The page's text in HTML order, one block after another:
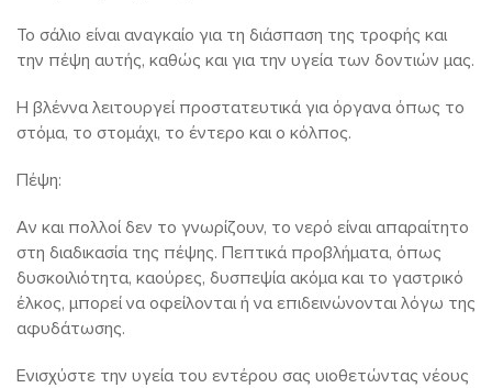
Το σάλιο είναι αναγκαίο για τη διάσπαση της τροφής και
την πέψη αυτής, καθώς και για την υγεία των δοντιών μας.
Η βλέννα λειτουργεί προστατευτικά για όργανα όπως το
στόμα, το στομάχι, το έντερο και ο κόλπος.
Πέψη:
Αν και πολλοί δεν το γνωρίζουν, το νερό είναι απαραίτητο
στη διαδικασία της πέψης. Πεπτικά προβλήματα, όπως
δυσκοιλιότητα, καούρες, δυσπεψία ακόμα και το γαστρικό
έλκος, μπορεί να οφείλονται ή να επιδεινώνονται λόγω της
αφυδάτωσης.
Ενισχύστε την υγεία του εντέρου σας υιοθετώντας νέους